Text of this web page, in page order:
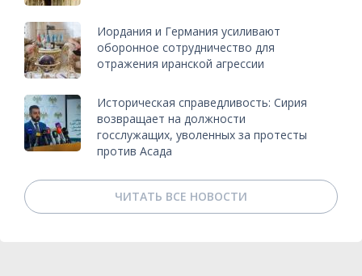
Иордания и Германия усиливают
оборонное сотрудничество для
отражения иранской агрессии
Историческая справедливость: Сирия
возвращает на должности
госслужащих, уволенных за протесты
против Асада
ЧИТАТЬ ВСЕ НОВОСТИ